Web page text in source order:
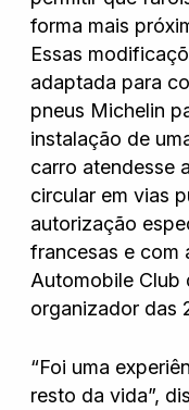
forma mais
Essas
adaptada para
pneus Michelin
instalação de
carro atendesse
circular em vias
autorização
francesas e com
Automobile Club
organizador das
“Foi uma
resto da vida”,